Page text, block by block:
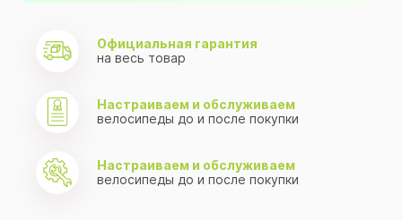
Официальная гарантия
на весь товар
Настраиваем и обслуживаем
велосипеды до и после покупки
Настраиваем и обслуживаем
велосипеды до и после покупки